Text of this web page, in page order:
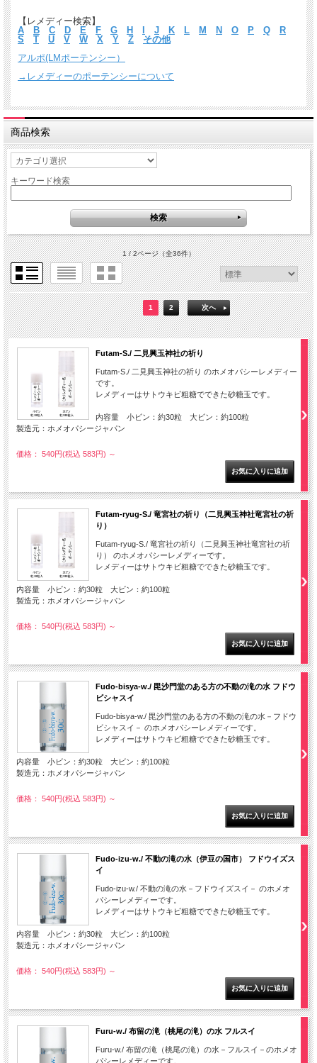
【レメディー検索】
A
B C D E F G H J K L M N O P Q
R
S
T U V W X Y Z
その他
アルポ(LMポーテンシー）
→レメディーのポーテンシーについて
商品検索
キーワード検索
1 / 2ページ（全36件）
1 2 次へ
Futam-S./ 二見興玉神社の祈り
Futam-S./ 二見興玉神社の祈り のホメオパシーレメディー
です。
レメディーはサトウキビ粗糖でできた砂糖玉です。
内容量 小ビン：約30粒 大ビン：約100粒
製造元：ホメオパシージャパン
価格： 540円(税込 583円) ～
Futam-ryug-S./ 竜宮社の祈り（二見興玉神社竜宮社の祈
り）
Futam-ryug-S./ 竜宮社の祈り（二見興玉神社竜宮社の祈
り） のホメオパシーレメディーです。
レメディーはサトウキビ粗糖でできた砂糖玉です。
内容量 小ビン：約30粒 大ビン：約100粒
製造元：ホメオパシージャパン
価格： 540円(税込 583円) ～
Fudo-bisya-w./ 毘沙門堂のある方の不動の滝の水 フドウ
ビシャスイ
Fudo-bisya-w./ 毘沙門堂のある方の不動の滝の水－フドウ
ビシャスイ－ のホメオパシーレメディーです。
レメディーはサトウキビ粗糖でできた砂糖玉です。
内容量 小ビン：約30粒 大ビン：約100粒
製造元：ホメオパシージャパン
価格： 540円(税込 583円) ～
Fudo-izu-w./ 不動の滝の水（伊豆の国市） フドウイズス
イ
Fudo-izu-w./ 不動の滝の水－フドウイズスイ－ のホメオ
パシーレメディーです。
レメディーはサトウキビ粗糖でできた砂糖玉です。
内容量 小ビン：約30粒 大ビン：約100粒
製造元：ホメオパシージャパン
価格： 540円(税込 583円) ～
Furu-w./ 布留の滝（桃尾の滝）の水 フルスイ
Furu-w./ 布留の滝（桃尾の滝）の水－フルスイ－のホメオ
パシーレメディーです。